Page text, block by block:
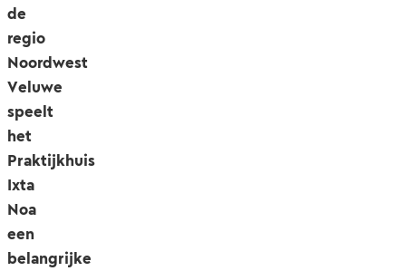
de
regio
Noordwest
Veluwe
speelt
het
Praktijkhuis
Ixta
Noa
een
belangrijke